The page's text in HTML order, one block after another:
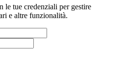
le tue credenziali per gestire
e altre funzionalità.